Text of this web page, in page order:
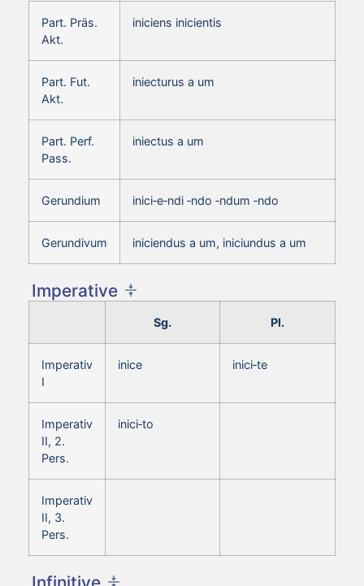
Part. Präs.
Akt.
iniciens inicientis
Part. Fut.
Akt.
iniecturus a um
Part. Perf.
Pass.
iniectus a um
Gerundium inici‑e‑ndi ‑ndo ‑ndum ‑ndo
Gerundivum iniciendus a um, iniciundus a um
Imperative
Sg. Pl.
Imperativ
I
inice inici‑te
Imperativ
II, 2.
Pers.
inici‑to
Imperativ
II, 3.
Pers.
Infinitive